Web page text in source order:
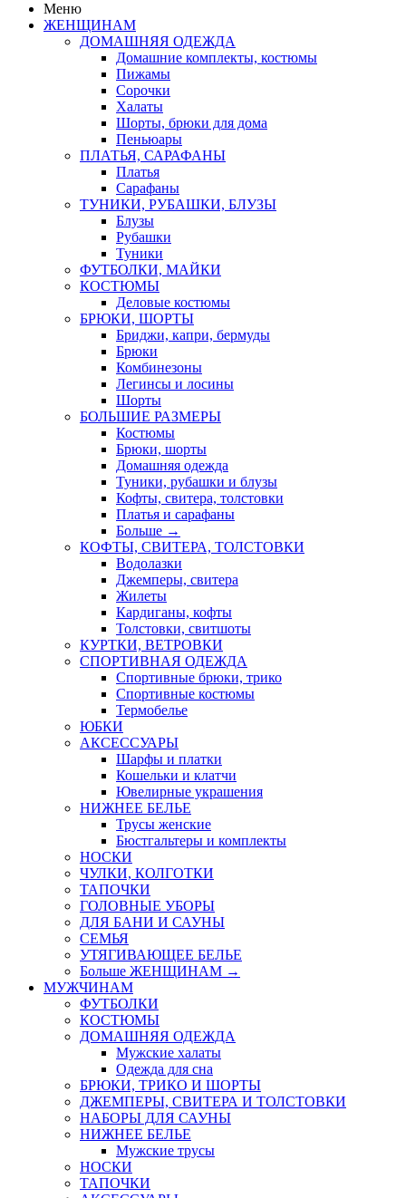
Меню
ЖЕНЩИНАМ
ДОМАШНЯЯ ОДЕЖДА
Домашние комплекты, костюмы
Пижамы
Сорочки
Халаты
Шорты, брюки для дома
Пеньюары
ПЛАТЬЯ, САРАФАНЫ
Платья
Сарафаны
ТУНИКИ, РУБАШКИ, БЛУЗЫ
Блузы
Рубашки
Туники
ФУТБОЛКИ, МАЙКИ
КОСТЮМЫ
Деловые костюмы
БРЮКИ, ШОРТЫ
Бриджи, капри, бермуды
Брюки
Комбинезоны
Легинсы и лосины
Шорты
БОЛЬШИЕ РАЗМЕРЫ
Костюмы
Брюки, шорты
Домашняя одежда
Туники, рубашки и блузы
Кофты, свитера, толстовки
Платья и сарафаны
Больше →
КОФТЫ, СВИТЕРА, ТОЛСТОВКИ
Водолазки
Джемперы, свитера
Жилеты
Кардиганы, кофты
Толстовки, свитшоты
КУРТКИ, ВЕТРОВКИ
СПОРТИВНАЯ ОДЕЖДА
Спортивные брюки, трико
Спортивные костюмы
Термобелье
ЮБКИ
AКСЕССУАРЫ
Шарфы и платки
Кошельки и клатчи
Ювелирные украшения
НИЖНЕЕ БЕЛЬЕ
Трусы женские
Бюстгальтеры и комплекты
НОСКИ
ЧУЛКИ, КОЛГОТКИ
ТАПОЧКИ
ГОЛОВНЫЕ УБОРЫ
ДЛЯ БАНИ И САУНЫ
СЕМЬЯ
УТЯГИВАЮЩЕЕ БЕЛЬЕ
Больше ЖЕНЩИНАМ →
МУЖЧИНАМ
ФУТБОЛКИ
КОСТЮМЫ
ДОМАШНЯЯ ОДЕЖДА
Мужские халаты
Одежда для сна
БРЮКИ, ТРИКО И ШОРТЫ
ДЖЕМПЕРЫ, СВИТЕРА И ТОЛСТОВКИ
НАБОРЫ ДЛЯ САУНЫ
НИЖНЕЕ БЕЛЬЕ
Мужские трусы
НОСКИ
ТАПОЧКИ